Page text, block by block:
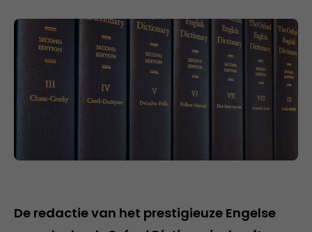
De redactie van het prestigieuze Engelse